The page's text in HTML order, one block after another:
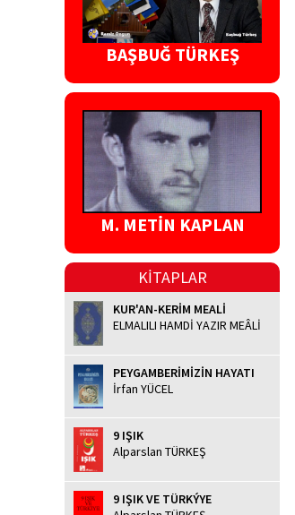
BAŞBUĞ TÜRKEŞ
M. METİN KAPLAN
KİTAPLAR
KUR'AN-KERİM MEALİ
ELMALILI HAMDİ YAZIR MEÂLİ
PEYGAMBERİMİZİN HAYATI
İrfan YÜCEL
9 IŞIK
Alparslan TÜRKEŞ
9 IŞIK VE TÜRKÝYE